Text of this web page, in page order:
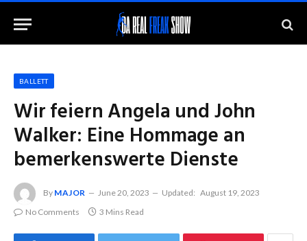
BALLETT
Wir feiern Angela und John
Walker: Eine Hommage an
bemerkenswerte Dienste
By MAJOR June 20, 2023 Updated: August 19, 2023
No Comments
3 Mins Read